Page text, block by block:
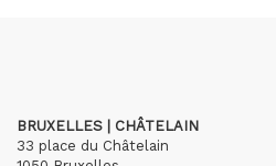
BRUXELLES | CHÂTELAIN
33 place du Châtelain